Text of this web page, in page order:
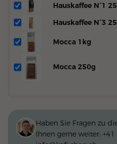
Hauskaffee N°1
Hauskaffee N°3
Mocca 1kg
Mocca 250g
Haben Sie Fragen zu
Ihnen gerne weiter: